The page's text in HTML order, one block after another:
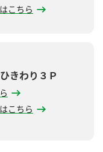
こちら
きわり３Ｐ
こちら